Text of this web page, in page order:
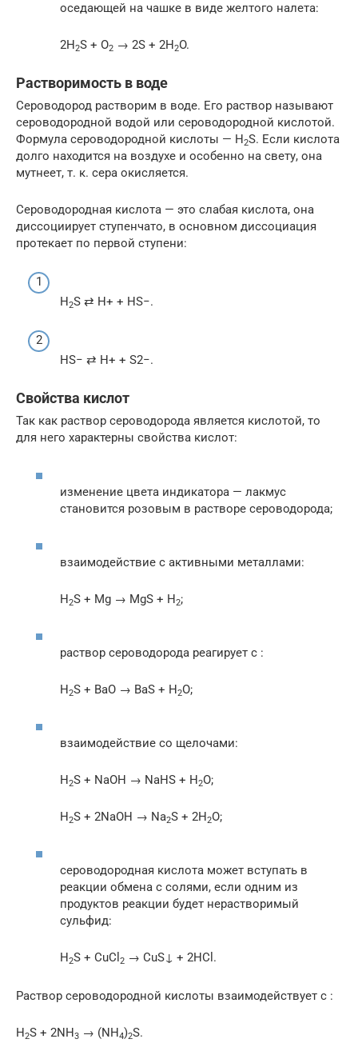
оседающей на чашке в виде желтого налета:
2H2S + O2 → 2S + 2H2O.
Растворимость в воде
Сероводород растворим в воде. Его раствор называют
сероводородной водой или сероводородной кислотой.
Формула сероводородной кислоты — H2S. Если кислота
долго находится на воздухе и особенно на свету, она
мутнеет, т. к. сера окисляется.
Сероводородная кислота — это слабая кислота, она
диссоциирует ступенчато, в основном диссоциация
протекает по первой ступени:
H2S ⇄ H+ + HS−.
HS− ⇄ H+ + S2−.
Свойства кислот
Так как раствор сероводорода является кислотой, то
для него характерны свойства кислот:
изменение цвета индикатора — лакмус
становится розовым в растворе сероводорода;
взаимодействие с активными металлами:
H2S + Mg → MgS + H2;
раствор сероводорода реагирует с :
H2S + BaO → BaS + H2O;
взаимодействие со щелочами:
H2S + NaOH → NaHS + H2O;
H2S + 2NaOH → Na2S + 2H2O;
сероводородная кислота может вступать в
реакции обмена с солями, если одним из
продуктов реакции будет нерастворимый
сульфид:
H2S + CuCl 2 → CuS↓ + 2HCl.
Раствор сероводородной кислоты взаимодействует с :
H2S + 2NH3 → (NH4)2S.